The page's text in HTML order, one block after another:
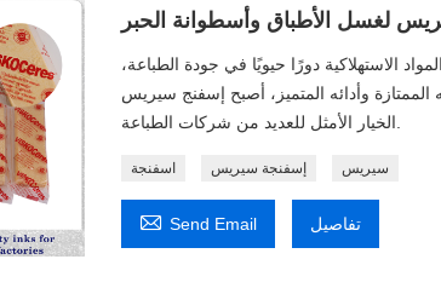
لغسل الأطباق وأسطوانة الحبر
الاستهلاكية دورًا حيويًا في جودة الطباعة،
وأدائه المتميز، أصبح إسفنج سيريس
اسفنجة إسفنجة سيريس سيريس
 Send Email تفاصيل